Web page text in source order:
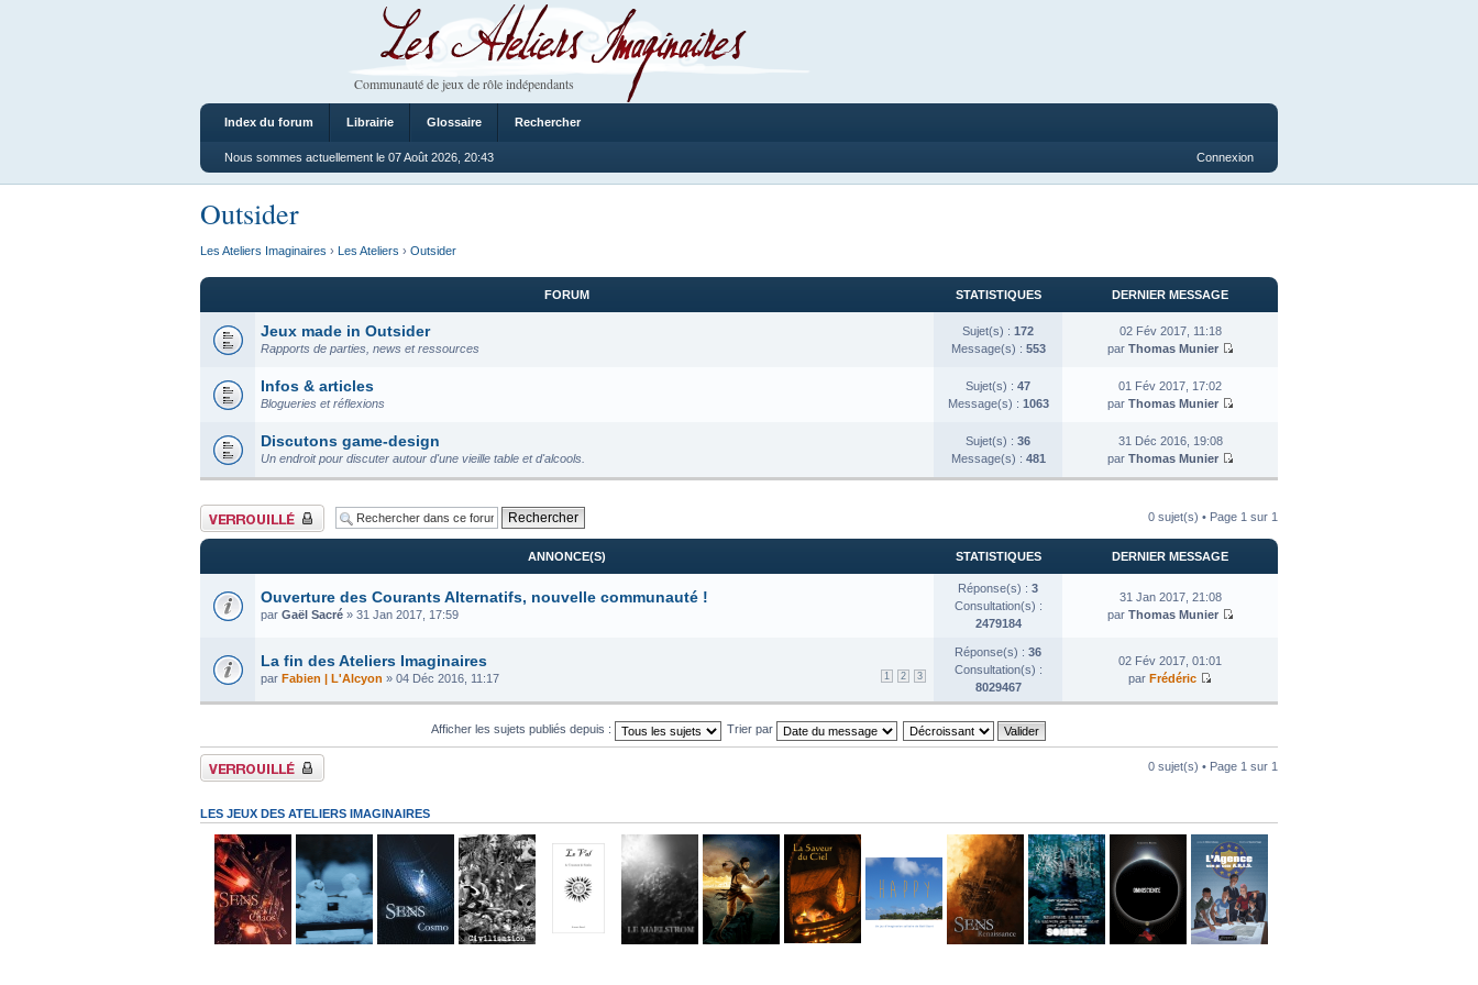
Les Ateliers Imaginaires
Communauté de jeux de rôle indépendants
Index du forum Librairie Glossaire Rechercher
Nous sommes actuellement le 07 Août 2026, 20:43 Connexion
Outsider
Les Ateliers Imaginaires › Les Ateliers › Outsider
FORUM STATISTIQUES DERNIER MESSAGE
Jeux made in Outsider
Rapports de parties, news et ressources
Sujet(s) : 172
Message(s) : 553
02 Fév 2017, 11:18
par Thomas Munier
Infos & articles
Blogueries et réflexions
Sujet(s) : 47
Message(s) : 1063
01 Fév 2017, 17:02
par Thomas Munier
Discutons game-design
Un endroit pour discuter autour d'une vieille table et d'alcools.
Sujet(s) : 36
Message(s) : 481
31 Déc 2016, 19:08
par Thomas Munier
Forum verrouillé 0 sujet(s) • Page 1 sur 1
ANNONCE(S) STATISTIQUES DERNIER MESSAGE
Ouverture des Courants Alternatifs, nouvelle communauté !
par Gaël Sacré » 31 Jan 2017, 17:59
Réponse(s) : 3
Consultation(s) :
2479184
31 Jan 2017, 21:08
par Thomas Munier
La fin des Ateliers Imaginaires
1 2 3
par Fabien | L'Alcyon » 04 Déc 2016, 11:17
Réponse(s) : 36
Consultation(s) :
8029467
02 Fév 2017, 01:01
par Frédéric
Afficher les sujets publiés depuis : Trier par
Forum verrouillé 0 sujet(s) • Page 1 sur 1
LES JEUX DES ATELIERS IMAGINAIRES